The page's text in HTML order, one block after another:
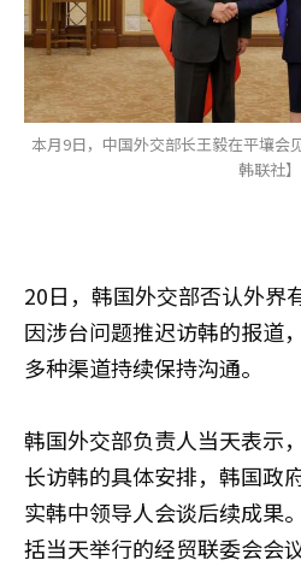
本月9日，中国外交部长王毅在平壤会
韩联社】
20日，韩国外交部否认外界
因涉台问题推迟访韩的报道
多种渠道持续保持沟通。
韩国外交部负责人当天表示
长访韩的具体安排，韩国政
实韩中领导人会谈后续成果
括当天举行的经贸联委会会